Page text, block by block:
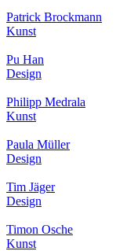
Patrick Brockmann
Kunst
Pu Han
Design
Philipp Medrala
Kunst
Paula Müller
Design
Tim Jäger
Design
Timon Osche
Kunst